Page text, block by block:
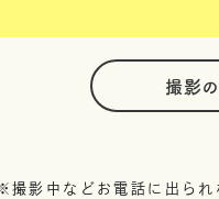
撮影
撮影中などお電話に出ら